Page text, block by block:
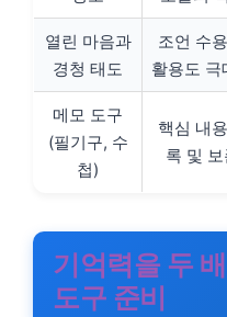
열린 마음과
경청 태도
조언 수
활용도 극
메모 도구
(필기구, 수
첩)
핵심 내
록 및 보
기억력을 두
도구 준비